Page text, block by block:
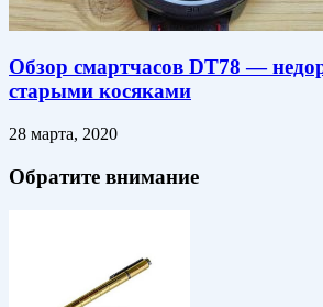
Обзор смартчасов DT78 —
старыми косяками
28 марта, 2020
Обратите внимание